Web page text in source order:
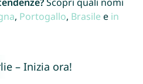
, Portogallo, Brasile e in
– Inizia ora!